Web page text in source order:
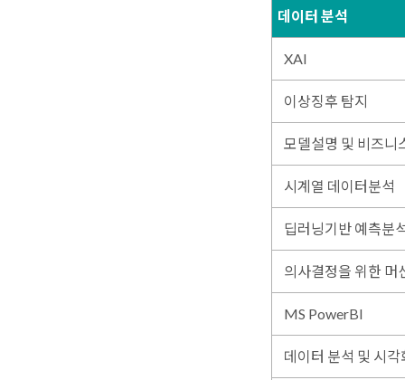
데이터 분석
XAI
이상징후 탐지
모델설명 및 비즈니
시계열 데이터분석
딥러닝기반 예측분
의사결정을 위한 머
MS PowerBI
데이터 분석 및 시각